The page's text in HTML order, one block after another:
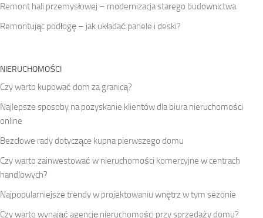
Remont hali przemysłowej – modernizacja starego budownictwa
Remontując podłogę – jak układać panele i deski?
NIERUCHOMOŚCI
Czy warto kupować dom za granicą?
Najlepsze sposoby na pozyskanie klientów dla biura nieruchomości
online
Bezcłowe rady dotyczące kupna pierwszego domu
Czy warto zainwestować w nieruchomości komercyjne w centrach
handlowych?
Najpopularniejsze trendy w projektowaniu wnętrz w tym sezonie
Czy warto wynająć agencję nieruchomości przy sprzedaży domu?